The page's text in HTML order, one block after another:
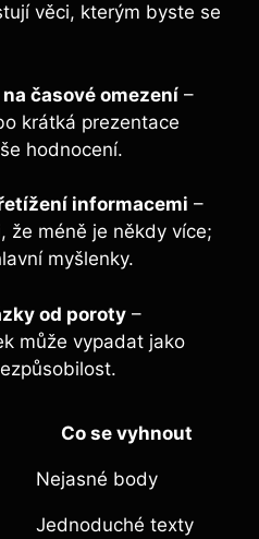
věci, kterým byste se
časové omezení –
krátká prezentace
hodnocení.
informacemi –
že méně je někdy více;
myšlenky.
od poroty –
může vypadat jako
Co se vyhnout
Nejasné body
Jednoduché texty